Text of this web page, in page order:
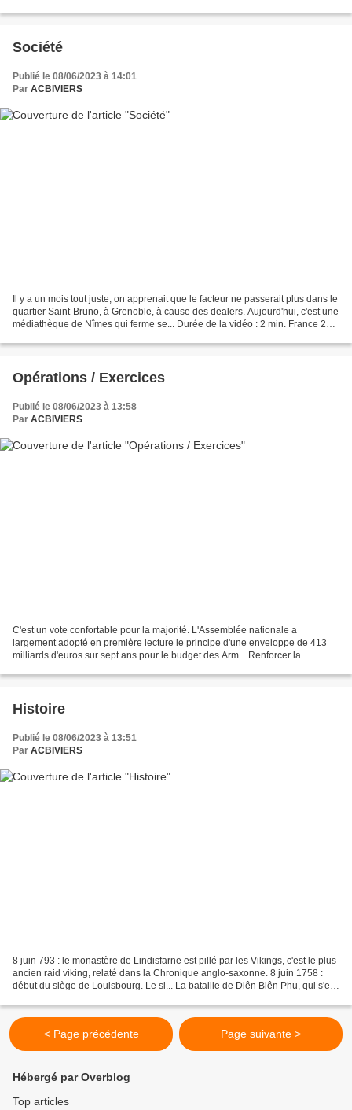
Société
Publié le 08/06/2023 à 14:01
Par ACBIVIERS
Il y a un mois tout juste, on apprenait que le facteur ne passerait plus dans le
quartier Saint-Bruno, à Grenoble, à cause des dealers. Aujourd'hui, c'est une
médiathèque de Nîmes qui ferme se... Durée de la vidéo : 2 min. France 2
Opérations / Exercices
Publié le 08/06/2023 à 13:58
Par ACBIVIERS
C'est un vote confortable pour la majorité. L'Assemblée nationale a
largement adopté en première lecture le principe d'une enveloppe de 413
milliards d'euros sur sept ans pour le budget des Arm... Renforcer la
Histoire
Publié le 08/06/2023 à 13:51
Par ACBIVIERS
8 juin 793 : le monastère de Lindisfarne est pillé par les Vikings, c'est le plus
ancien raid viking, relaté dans la Chronique anglo-saxonne. 8 juin 1758 :
début du siège de Louisbourg. Le si... La bataille de Diên Biên Phu, qui s'est
< Page précédente Page suivante >
Hébergé par Overblog
Top articles